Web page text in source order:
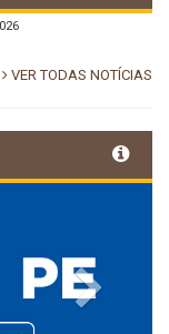
VER TODAS NOTÍCIAS